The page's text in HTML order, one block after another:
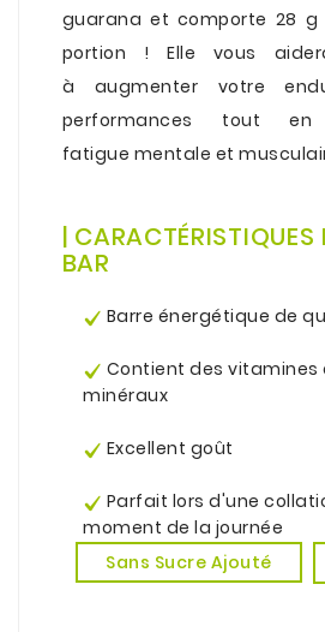
guarana et comporte 28
portion ! Elle vous
à augmenter votre
performances tout
fatigue mentale et
| CARACTÉRISTIQUES
BAR
Barre énergétique de
Contient des vitamines
minéraux
Excellent goût
Parfait lors d'une
moment de la journée
Sans Sucre Ajouté